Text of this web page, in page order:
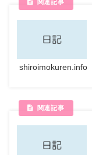
shiroimokuren.info